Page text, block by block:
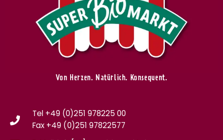
Von Herzen. Natürlich. Konsequent.
Tel +49 (0)251 978225 00
Fax +49 (0)251 97822577